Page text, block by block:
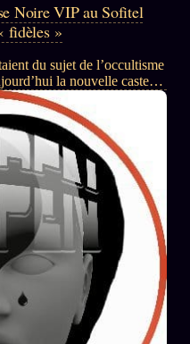
Noire VIP au Sofitel
fidèles »
du sujet de l’occultisme
la nouvelle caste
si ce n’est sous l’angle mort
caractérise (et les
et